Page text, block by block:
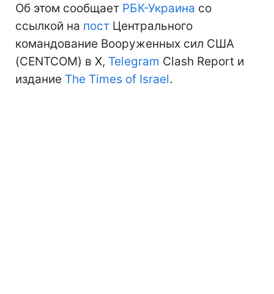
Об этом сообщает РБК-Украина со
ссылкой на пост Центрального
командование Вооруженных сил США
(CENTCOM) в Х, Telegram Clash Report и
издание The Times of Israel.